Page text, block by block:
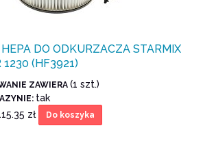
HEPA DO ODKURZACZA STARMIX
1230 (HF3921)
ZAWIERA(1 szt.)
tak
zł Do koszyka